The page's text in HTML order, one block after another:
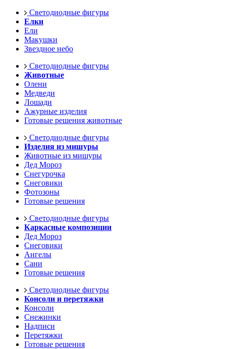
Светодиодные фигуры
Елки
Ели
Макушки
Звездное небо
Светодиодные фигуры
Животные
Олени
Медведи
Лошади
Ажурные изделия
Готовые решения животные
Светодиодные фигуры
Изделия из мишуры
Животные из мишуры
Дед Мороз
Снегурочка
Снеговики
Фотозоны
Готовые решения
Светодиодные фигуры
Каркасные композиции
Дед Мороз
Снеговики
Ангелы
Сани
Готовые решения
Светодиодные фигуры
Консоли и перетяжки
Консоли
Снежинки
Надписи
Перетяжки
Готовые решения